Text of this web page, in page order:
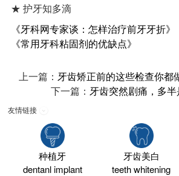
★ 护牙知多滴
《牙科网专家谈：怎样治疗前牙牙折》
《常用牙科粘固剂的优缺点》
上一篇： 牙齿矫正前的这些检查你都
下一篇： 牙齿突然剧痛，多半
友情链接
种植牙
dentanl implant
牙齿美白
teeth whitening